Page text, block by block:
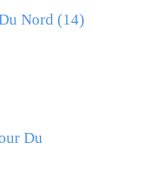
Nord (14)
Du